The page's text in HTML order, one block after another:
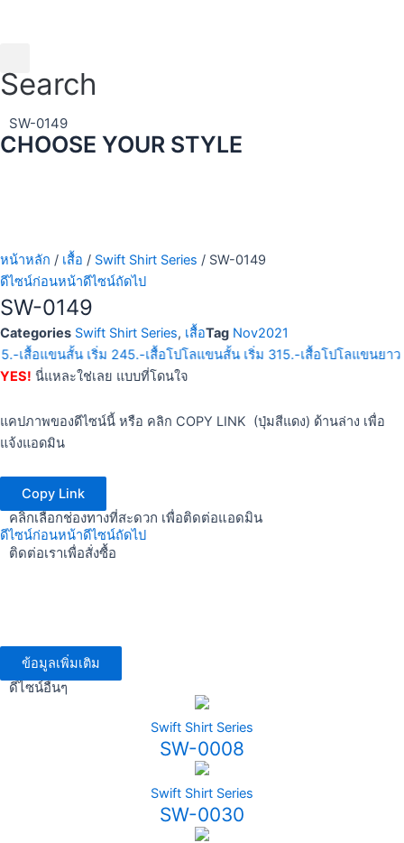
Search
SW-0149
CHOOSE YOUR STYLE
หน้าหลัก / เสื้อ / Swift Shirt Series / SW-0149
ดีไซน์ก่อนหน้าดีไซน์ถัดไป
SW-0149
Categories Swift Shirt Series, เสื้อTag Nov2021
เสื้อแขนสั้น เริ่ม 245.-เสื้อโปโลแขนสั้น เริ่ม 315.-เสื้อโปโลแขนยาว
YES! นี่แหละใช่เลย แบบที่โดนใจ
แคปภาพของดีไซน์นี้ หรือ คลิก COPY LINK (ปุ่มสีแดง) ด้านล่าง เพื่อ
แจ้งแอดมิน
Copy Link
คลิกเลือกช่องทางที่สะดวก เพื่อติดต่อแอดมิน
ดีไซน์ก่อนหน้าดีไซน์ถัดไป
ติดต่อเราเพื่อสั่งซื้อ
ข้อมูลเพิ่มเติม
ดีไซน์อื่นๆ
Swift Shirt Series
SW-0008
Swift Shirt Series
SW-0030